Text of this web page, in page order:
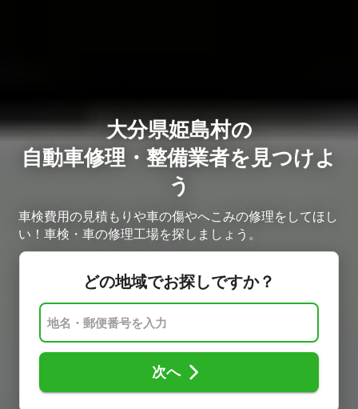
大分県姫島村の
自動車修理・整備業者を見つけよ
う
車検費用の見積もりや車の傷やへこみの修理をしてほし
い！車検・車の修理工場を探しましょう。
どの地域でお探しですか？
次へ